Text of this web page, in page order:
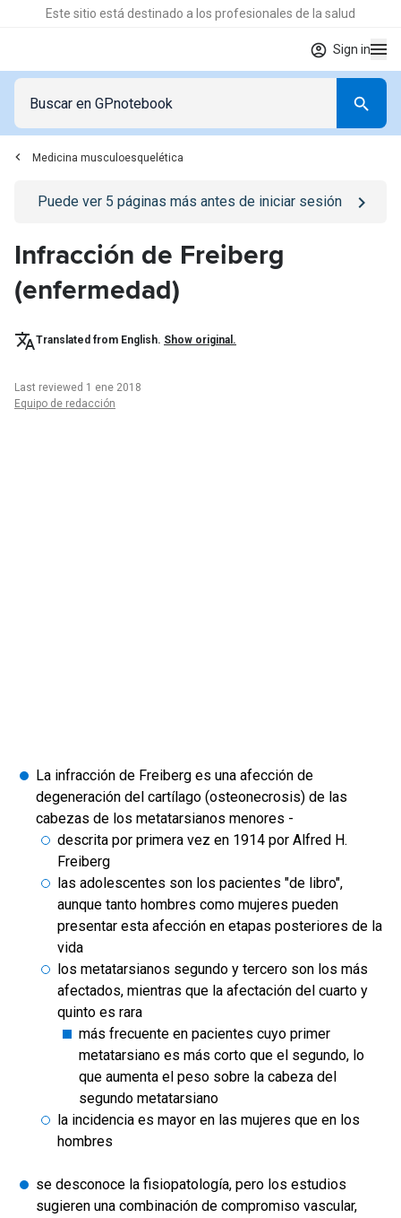
Este sitio está destinado a los profesionales de la salud
Sign in
Medicina musculoesquelética
Go to/iniciar-sesionpage
Puede ver 5 páginas más antes de iniciar sesión
Infracción de Freiberg
(enfermedad)
Translated from English. Show original.
Last reviewed 1 ene 2018
Equipo de redacción
La infracción de Freiberg es una afección de
degeneración del cartílago (osteonecrosis) de las
cabezas de los metatarsianos menores -
descrita por primera vez en 1914 por Alfred H.
Freiberg
las adolescentes son los pacientes "de libro",
aunque tanto hombres como mujeres pueden
presentar esta afección en etapas posteriores de la
vida
los metatarsianos segundo y tercero son los más
afectados, mientras que la afectación del cuarto y
quinto es rara
más frecuente en pacientes cuyo primer
metatarsiano es más corto que el segundo, lo
que aumenta el peso sobre la cabeza del
segundo metatarsiano
la incidencia es mayor en las mujeres que en los
hombres
se desconoce la fisiopatología, pero los estudios
sugieren una combinación de compromiso vascular,